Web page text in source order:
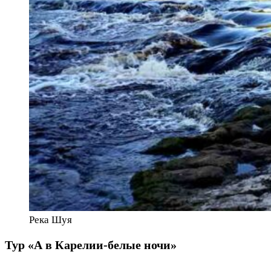
Река Шуя
Тур «А в Карелии-белые ночи»